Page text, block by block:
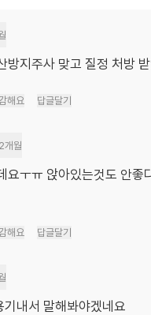
방지주사 맞고 질정 처방
해요 답글달기
개월
요ㅜㅠ 앉아있는것도 안
해요 답글달기
내서 말해봐야겠네요